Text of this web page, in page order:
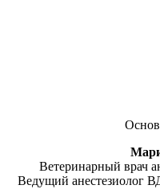
Ветеринарный врач
Ведущий анестезиолог